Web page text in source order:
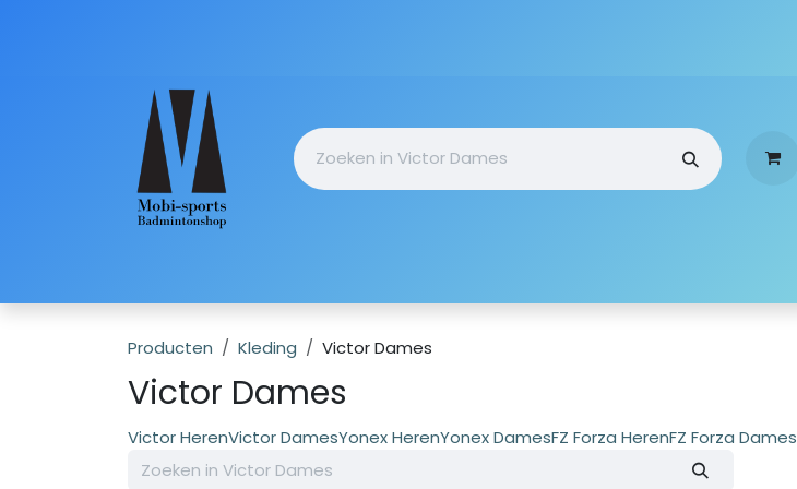
Producten Kleding Victor Dames
Victor Dames
Victor HerenVictor DamesYonex HerenYonex DamesFZ Forza HerenFZ Forza Dames